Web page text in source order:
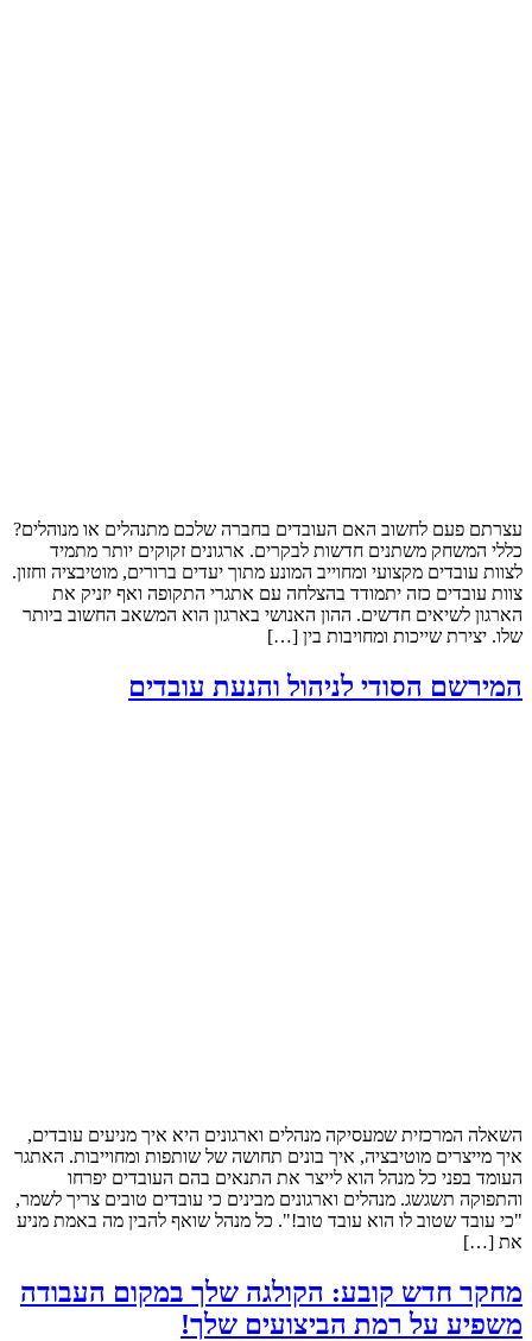
עצרתם פעם לחשוב האם העובדים בחברה שלכם מתנהלים או מנוהלים?
כללי המשחק משתנים חדשות לבקרים. ארגונים זקוקים יותר מתמיד
לצוות עובדים מקצועי ומחוייב המונע מתוך יעדים ברורים, מוטיבציה וחזון.
צוות עובדים כזה יתמודד בהצלחה עם אתגרי התקופה ואף יזניק את
הארגון לשיאים חדשים. ההון האנושי בארגון הוא המשאב החשוב ביותר
שלו. יצירת שייכות ומחויבות בין […]
המירשם הסודי לניהול והנעת עובדים
השאלה המרכזית שמעסיקה מנהלים וארגונים היא איך מניעים עובדים,
איך מייצרים מוטיבציה, איך בונים תחושה של שותפות ומחוייבות. האתגר
העומד בפני כל מנהל הוא לייצר את התנאים בהם העובדים יפרחו
והתפוקה תשגשג. מנהלים וארגונים מבינים כי עובדים טובים צריך לשמר,
"כי עובד שטוב לו הוא עובד טוב!". כל מנהל שואף להבין מה באמת מניע
את […]
מחקר חדש קובע: הקולגה שלך במקום העבודה
משפיע על רמת הביצועים שלך!